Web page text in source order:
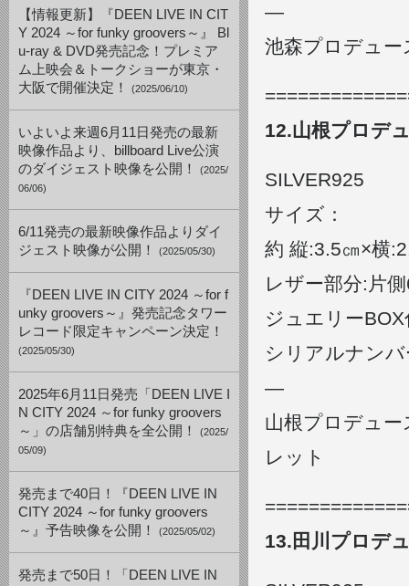
【情報更新】『DEEN LIVE IN CIT
Y 2024 ～for funky groovers～』 Bl
u-ray & DVD発売記念！プレミア
ム上映会＆トークショーが東京・
大阪で開催決定！
(2025/06/10)
いよいよ来週6月11日発売の最新
映像作品より、billboard Live公演
のダイジェスト映像を公開！
(2025/
06/06)
6/11発売の最新映像作品よりダイ
ジェスト映像が公開！
(2025/05/30)
『DEEN LIVE IN CITY 2024 ～for f
unky groovers～』発売記念タワー
レコード限定キャンペーン決定！
(2025/05/30)
2025年6月11日発売「DEEN LIVE I
N CITY 2024 ～for funky groovers
～」の店舗別特典を全公開！
(2025/
05/09)
発売まで40日！『DEEN LIVE IN
CITY 2024 ～for funky groovers
～』予告映像を公開！
(2025/05/02)
発売まで50日！「DEEN LIVE IN
—
池森プロデュ
12.山根プロデ
SILVER925
サイズ：
約 縦:3.5㎝×横
レザー部分:片
ジュエリーBOX
シリアルナン
—
山根プロデュ
レット
13.田川プロデ